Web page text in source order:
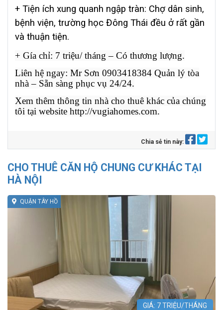
+ Tiện ích xung quanh ngập tràn: Chợ dân sinh,
bệnh viện, trường học Đông Thái đều ở rất gần
và thuận tiện.
+ Gía chỉ: 7 triệu/ tháng – Có thương lượng.
Liên hệ ngay: Mr Sơn 0903418384 Quản lý tòa
nhà – Sẵn sàng phục vụ 24/24.
Xem thêm thông tin nhà cho thuê khác của chúng
tôi tại website http://vugiahomes.com.
Chia sẻ tin này:
CHO THUÊ CĂN HỘ CHUNG CƯ KHÁC TẠI
HÀ NỘI
QUẬN TÂY HỒ
GIÁ: 7TRIỆU/THÁNG